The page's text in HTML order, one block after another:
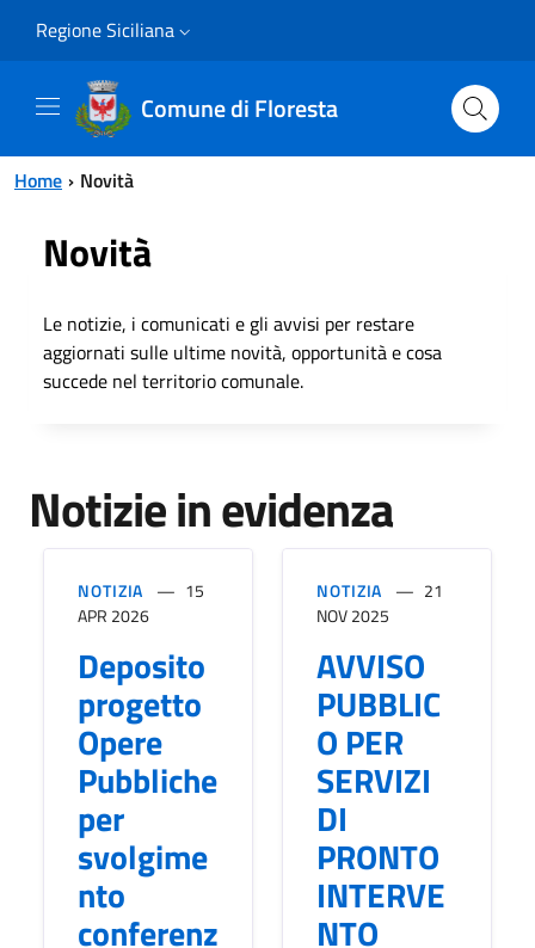
Regione Siciliana
Comune di Floresta
Home Novità
Novità
Le notizie, i comunicati e gli avvisi per restare
aggiornati sulle ultime novità, opportunità e cosa
succede nel territorio comunale.
Notizie in evidenza
NOTIZIA
15
APR 2026
Deposito
progetto
Opere
Pubbliche
per
svolgime
nto
conferenz
NOTIZIA
21
NOV 2025
AVVISO
PUBBLIC
O PER
SERVIZI
DI
PRONTO
INTERVE
NTO